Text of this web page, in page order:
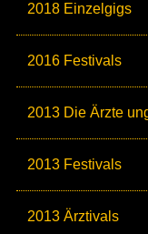
2018 Einzelgigs
2016 Festivals
2013 Die Ärzte
2013 Festivals
2013 Ärztivals